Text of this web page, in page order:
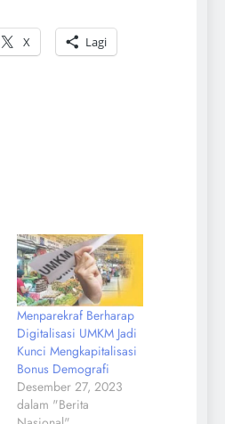
X Lagi
Menparekraf Berharap
Digitalisasi UMKM Jadi
Kunci Mengkapitalisasi
Bonus Demografi
Desember 27, 2023
dalam "Berita